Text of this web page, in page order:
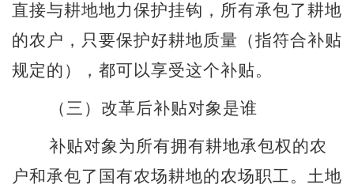
直接与耕地地力保护挂钩，所有承包了耕地
的农户，只要保护好耕地质量（指符合补贴
规定的），都可以享受这个补贴。
（三） 改革后补贴对象是谁
补贴对象为所有拥有耕地承包权的农
户和承包了国有农场耕地的农场职工。土地